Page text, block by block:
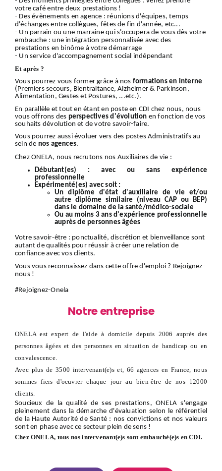
votre café entre deux prestations !
- Des évènements en agence : réunions d'équipes, temps
d'échanges entre collègues, fêtes de fin d'année, etc...
- Un parrain ou une marraine qui s'occupera de vous dès votre
embauche : une intégration personnalisée avec des
prestations en binôme à votre démarrage
- Un service d'accompagnement social indépendant
Et après ?
Vous pourrez vous former grâce à nos formations en interne
(Premiers secours, Bientraitance, Alzheimer & Parkinson,
Alimentation, Gestes et Postures, ...etc.).
En parallèle et tout en étant en poste en CDI chez nous, nous
vous offrons des perspectives d'évolution en fonction de vos
souhaits dévolution et de votre savoir-faire.
Vous pourrez aussi évoluer vers des postes Administratifs au
sein de nos agences.
Chez ONELA, nous recrutons nos Auxiliaires de vie :
Débutant(es) :avec ou sans expérience
professionnelle
Expérimenté(es) avec soit :
Un diplôme d'état d'auxiliaire de vie et/ou
autre diplôme similaire (niveau CAP ou BEP)
dans le domaine de la santé/médico-sociale
Ou au moins 3 ans d'expérience professionnelle
auprès de personnes âgées
Votresavoir-être : ponctualité, discrétion et bienveillance sont
autant de qualités pour réussir à créer une relation de
confiance avec vos clients.
Vous vous reconnaissez dans cette offre d'emploi ? Rejoignez-
nous!
#Rejoignez-Onela
Notre entreprise
ONELA est expert de l'aide à domicile depuis 2006 auprès des
personnes âgées et des personnes en situation de handicap ou en
convalescence.
Avec plus de 3500 intervenant(e)s et, 66 agences en France, nous
sommes fiers d'oeuvrer chaque jour au bien-être de nos 12000
clients.
Soucieux de la qualité de ses prestations, ONELA s'engage
pleinement dans la démarche d'évaluation selon le référentiel
de la Haute Autorité de Santé : nos convictions et nos valeurs
sont en phase avec ce secteur plein de sens !
Chez ONELA, tous nos intervenant(e)s sont embauché(e)s en CDI.